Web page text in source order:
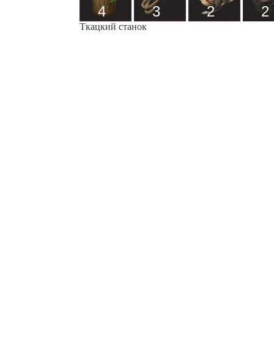
4 3 2 2
Ткацкий станок